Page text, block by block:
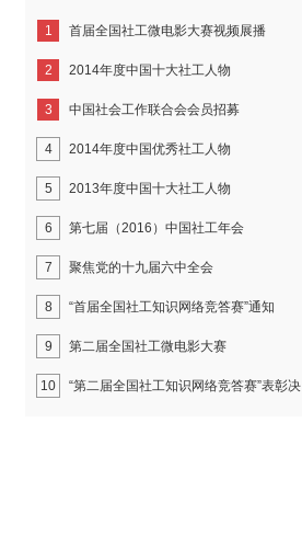
1 首届全国社工微电影大赛视频展播
2 2014年度中国十大社工人物
3 中国社会工作联合会会员招募
4 2014年度中国优秀社工人物
5 2013年度中国十大社工人物
6 第七届（2016）中国社工年会
7 聚焦党的十九届六中全会
8 “首届全国社工知识网络竞答赛”通知
9 第二届全国社工微电影大赛
10 “第二届全国社工知识网络竞答赛”表彰决